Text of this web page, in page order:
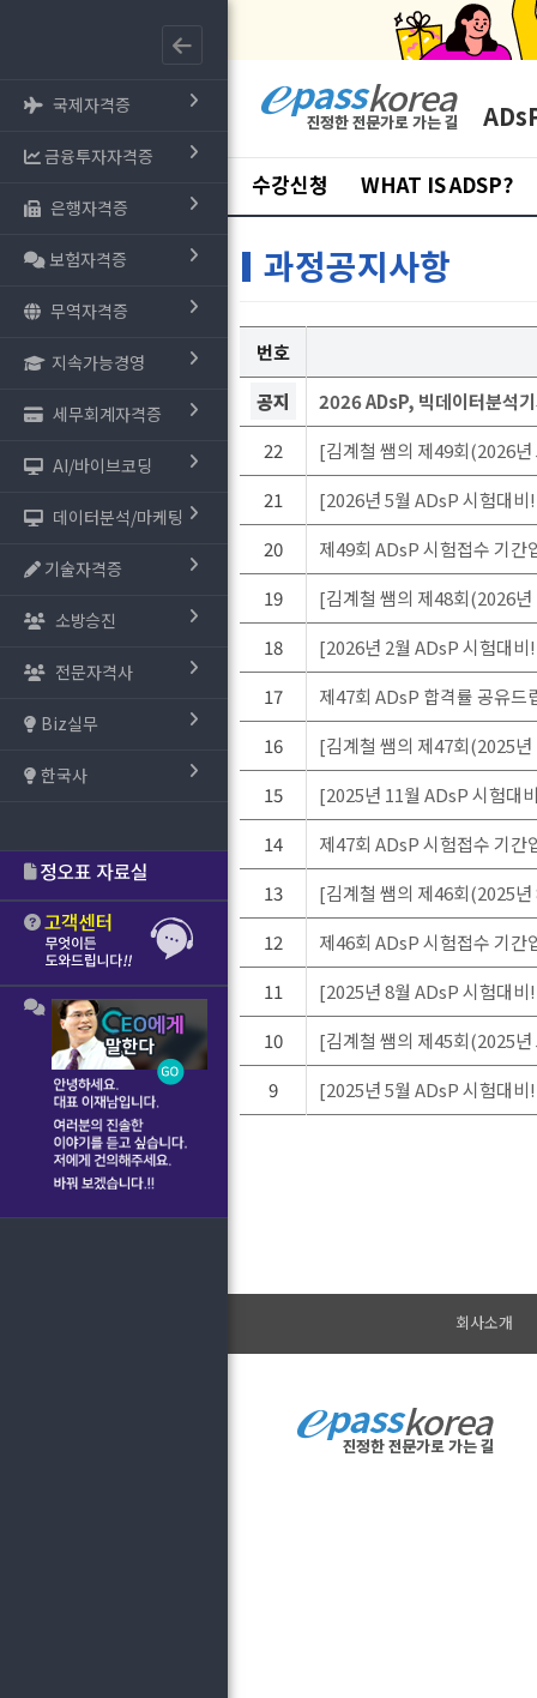
국제자격증
금융투자자격증
은행자격증
보험자격증
무역자격증
지속가능경영
세무회계자격증
AI/바이브코딩
데이터분석/마케팅
기술자격증
소방승진
전문자격사
Biz실무
한국사
수강신청 WHAT IS ADSP?
과정공지사항
번호
공지
2026 ADsP, 빅데이터분석
22
[김계철 쌤의 제49회(2026
21
[2026년 5월 ADsP 시험대
20
제49회 ADsP 시험접수 기
19
[김계철 쌤의 제48회(2026
18
[2026년 2월 ADsP 시험대
17
제47회 ADsP 합격률 공유드
16
[김계철 쌤의 제47회(2025
15
[2025년 11월 ADsP 시험대
14
제47회 ADsP 시험접수 기
13
[김계철 쌤의 제46회(2025
12
제46회 ADsP 시험접수 기
11
[2025년 8월 ADsP 시험대
10
[김계철 쌤의 제45회(2025
9
[2025년 5월 ADsP 시험대
회사소개